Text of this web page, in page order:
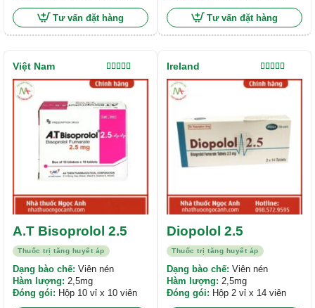
Tư vấn đặt hàng Tư vấn đặt hàng
Thuốc trị tăng huyết áp
A.T Bisoprolol 2.5
Được xếp
hạng5.00
Dạng bào chế: Viên nén
Hàm lượng: 2,5mg
Đóng gói:
Hộp 10 vỉ x 10 viên
Việt Nam
Thuốc trị tăng huyết áp
Diopolol 2.5
Được xếp
hạng4.00
Dạng bào chế: Viên nén
Hàm lượng: 2,5mg
Đóng gói: Hộp 2 vỉ x 14 viên
Ireland